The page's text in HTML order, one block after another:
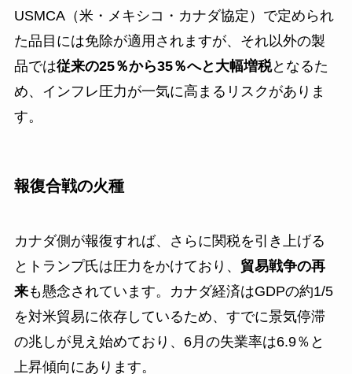
USMCA（米・メキシコ・カナダ協定）で定められ
た品目には免除が適用されますが、それ以外の製
品では従来の25％から35％へと大幅増税となるた
め、インフレ圧力が一気に高まるリスクがありま
す。
報復合戦の火種
カナダ側が報復すれば、さらに関税を引き上げる
とトランプ氏は圧力をかけており、 貿易戦争の再
来も懸念されています。カナダ経済はGDPの約1/5
を対米貿易に依存しているため、すでに景気停滞
の兆しが見え始めており、6月の失業率は6.9％と
上昇傾向にあります。